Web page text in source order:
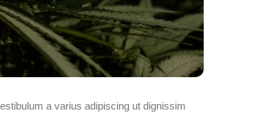
a varius adipiscing ut dignissim